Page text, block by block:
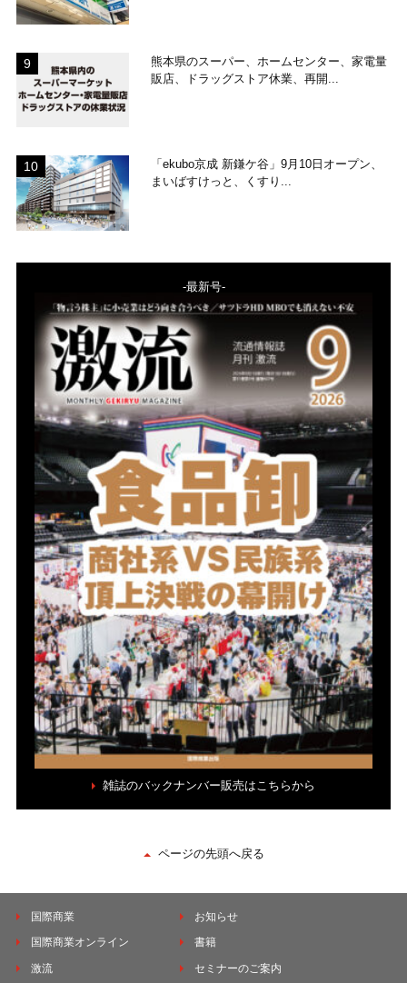
熊本県のスーパー、ホームセンター、家電量
販店、ドラッグストア休業、再開...
「ekubo京成 新鎌ケ谷」9月10日オープン、
まいばすけっと、くすり...
-最新号-
雑誌のバックナンバー販売はこちらから
ページの先頭へ戻る
国際商業
国際商業オンライン
激流
お知らせ
書籍
セミナーのご案内